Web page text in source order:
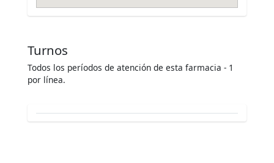
Turnos
Todos los períodos de atención de esta farmacia - 1
por línea.